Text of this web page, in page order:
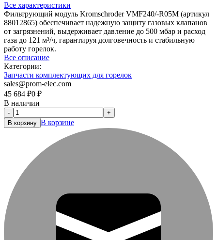
Все характеристики
Фильтрующий модуль Kromschroder VMF240/-R05M (артикул
88012865) обеспечивает надежную защиту газовых клапанов
от загрязнений, выдерживает давление до 500 мбар и расход
газа до 121 м³/ч, гарантируя долговечность и стабильную
работу горелок.
Все описание
Категории:
Запчасти комплектующих для горелок
sales@prom-elec.com
45 684 ₽0 ₽
В наличии
-
+
В корзину В корзине